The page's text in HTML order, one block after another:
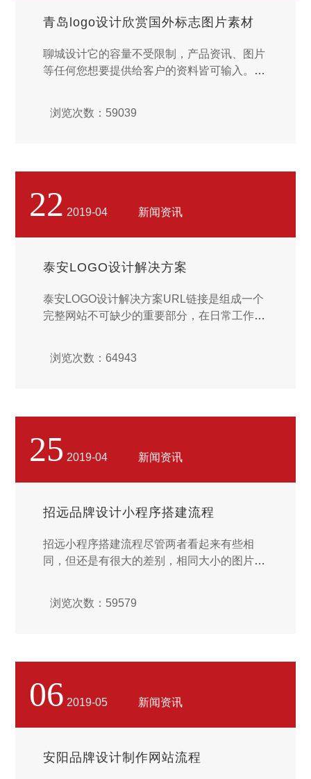
青岛logo设计欣赏国外标志图片素材
聊城设计它的容量不受限制，产品资讯、图片
等任何您想要提供给客户的资料皆可输入。它
地点不受限制，目前全球绝大多数的国家都已
浏览次数：59039
22 2019-04 新闻资讯
泰安LOGO设计解决方案
泰安LOGO设计解决方案URL链接是组成一个
完整网站不可缺少的重要部分，在日常工作和
能正常运作，网站SEO优化工作同样需要考虑
浏览次数：64943
25 2019-04 新闻资讯
招远品牌设计小程序搭建流程
招远小程序搭建流程尽管两者看起来有些相
同，但还是有很大的差别，相同大小的图片，
都提倡用尽量小的图片，去大化呈现内容。为
浏览次数：59579
06 2019-05 新闻资讯
安阳品牌设计制作网站流程